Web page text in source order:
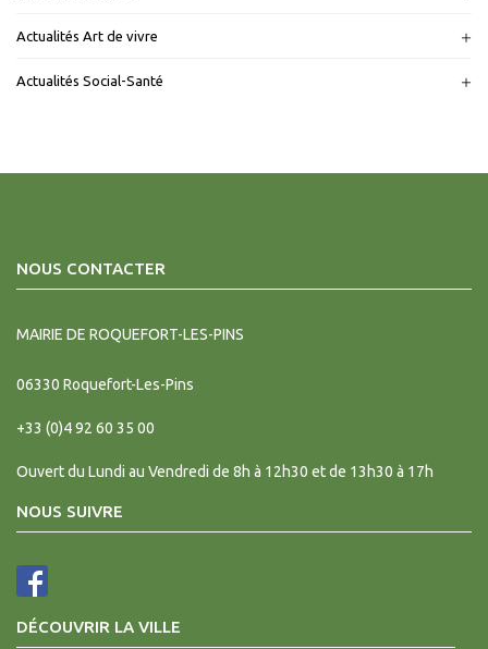
Actualités Art de vivre
Actualités Social-Santé
NOUS CONTACTER
MAIRIE DE ROQUEFORT-LES-PINS
06330 Roquefort-Les-Pins
+33 (0)4 92 60 35 00
Ouvert du Lundi au Vendredi de 8h à 12h30 et de 13h30 à 17h
NOUS SUIVRE
DÉCOUVRIR LA VILLE